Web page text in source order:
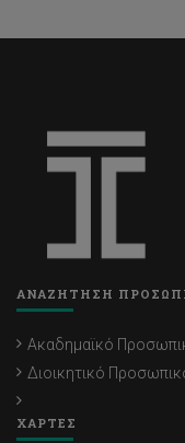
ΑΝΑΖΗΤΗΣΗ
Ακαδημαϊκό
Διοικητικό
ΧΑΡΤΕΣ